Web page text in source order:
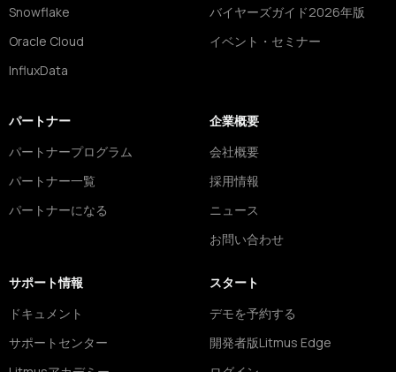
Snowflake
Oracle Cloud
InfluxData
バイヤーズガイド2026年版
イベント・セミナー
パートナー
パートナープログラム
パートナー一覧
パートナーになる
企業概要
会社概要
採用情報
ニュース
お問い合わせ
サポート情報
ドキュメント
サポートセンター
スタート
デモを予約する
開発者版Litmus Edge